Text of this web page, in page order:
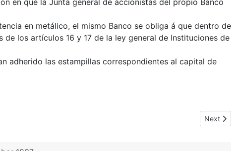
en que la Junta general de accionistas del propio Banco
en metálico, el mismo Banco se obliga á que dentro de
los artículos 16 y 17 de la ley general de Instituciones de
adherido las estampillas correspondientes al capital de
Next
Next